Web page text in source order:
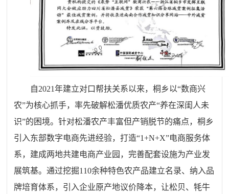
自2021年建立对口帮扶关系以来，桐乡以“数商兴
农”为核心抓手，率先破解松潘优质农产“养在深闺人未
识”的困境。针对松潘农产丰富但产销脱节的痛点，桐乡
引入东部数字电商先进经验，打造“1+N+X”电商服务体
系，建成两地共建电商产业园，完善配套设施为产业发
展筑基。通过挖掘110余种特色农产品建立名录、纳入品
牌培育体系，引入企业原产地议价降本，让松贝、牦牛